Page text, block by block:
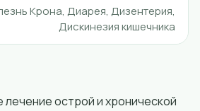
Крона, Диарея, Дизентерия,
Дискинезия кишечника
острой и хронической